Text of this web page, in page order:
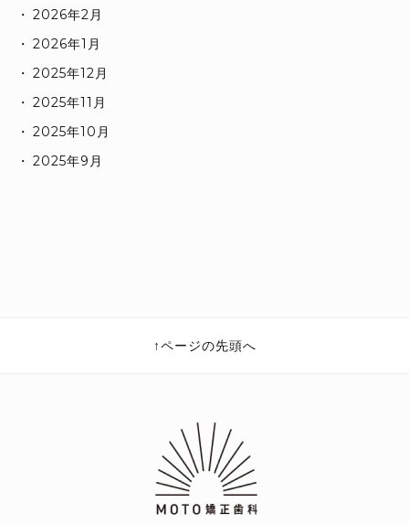
2026年2月
2026年1月
2025年12月
2025年11月
2025年10月
2025年9月
ページの先頭へ